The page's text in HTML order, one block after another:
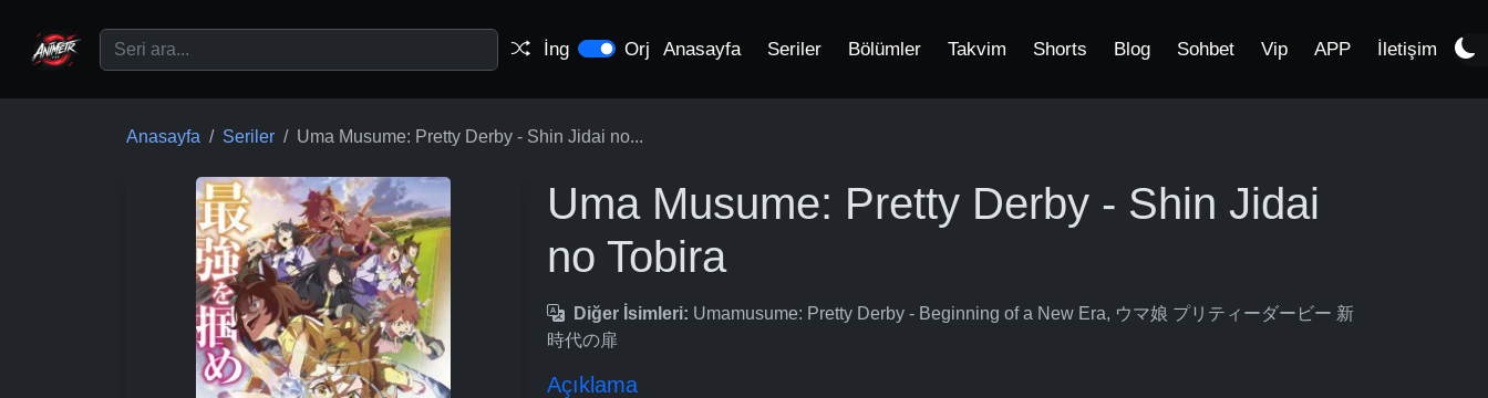
İng Orj Anasayfa Seriler Bölümler Takvim Shorts Blog Sohbet Vip APP İletişim
Anasayfa Seriler Uma Musume: Pretty Derby - Shin Jidai no...
Uma Musume: Pretty Derby - Shin Jidai
no Tobira
Diğer İsimleri: Umamusume: Pretty Derby - Beginning of a New Era, ウマ娘 プリティーダービー 新
時代の扉
Açıklama